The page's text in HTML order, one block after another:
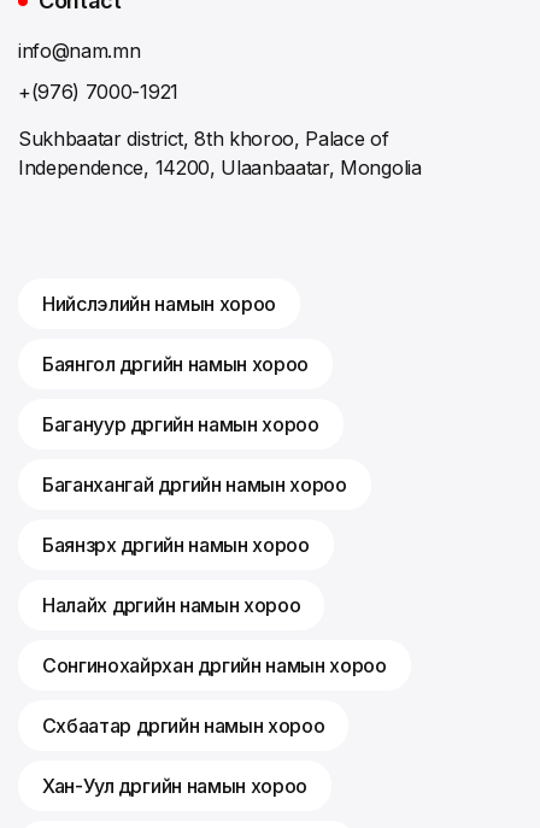
info@nam.mn
+(976) 7000-1921
Sukhbaatar district, 8th khoroo, Palace of
Independence, 14200, Ulaanbaatar, Mongolia
Нийслэлийн намын хороо
Баянгол дүүргийн намын хороо
Багануур дүүргийн намын хороо
Баганхангай дүүргийн намын хороо
Баянзүрх дүүргийн намын хороо
Налайх дүүргийн намын хороо
Сонгинохайрхан дүүргийн намын хороо
Сүхбаатар дүүргийн намын хороо
Хан-Уул дүүргийн намын хороо